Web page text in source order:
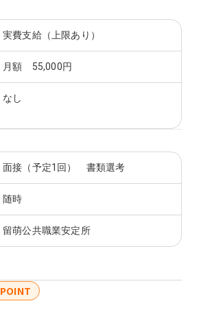
実費支給（上限あり）
月額 55,000円
なし
面接（予定1回） 書類選考
随時
留萌公共職業安定所
POINT